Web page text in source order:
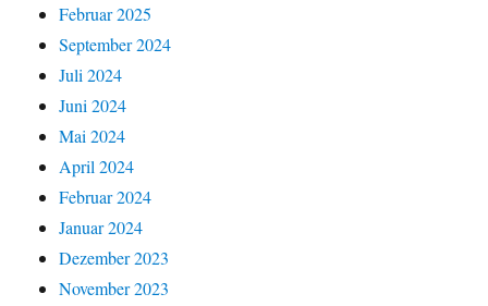
Februar 2025
September 2024
Juli 2024
Juni 2024
Mai 2024
April 2024
Februar 2024
Januar 2024
Dezember 2023
November 2023